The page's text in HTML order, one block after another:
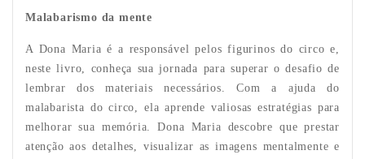
Malabarismo da mente
A Dona Maria é a responsável pelos figurinos do circo e,
neste livro, conheça sua jornada para superar o desafio de
lembrar dos materiais necessários. Com a ajuda do
malabarista do circo, ela aprende valiosas estratégias para
melhorar sua memória. Dona Maria descobre que prestar
atenção aos detalhes, visualizar as imagens mentalmente e